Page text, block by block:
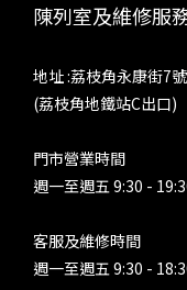
陳列室及維修服
地址 :荔枝角永康街7
(荔枝角地鐵站C出口)
門市營業時間
週一至週五 9:30 -
客服及維修時間
週一至週五 9:30 -